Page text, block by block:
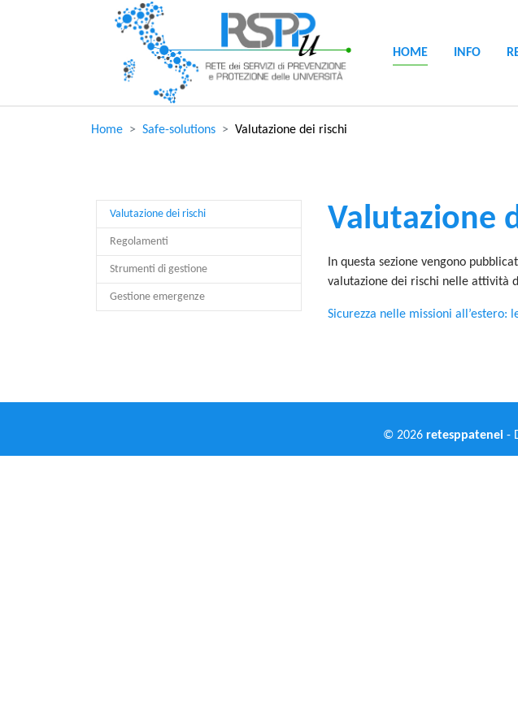
HOME INFO
Home
Safe-solutions Valutazione dei rischi
Valutazione dei rischi(current)
Regolamenti
Strumenti di gestione
Gestione emergenze
Valutazione
In questa sezione vengono
valutazione dei rischi nelle attività
Sicurezza nelle missioni all’estero:
© 2026 retesppatenei-